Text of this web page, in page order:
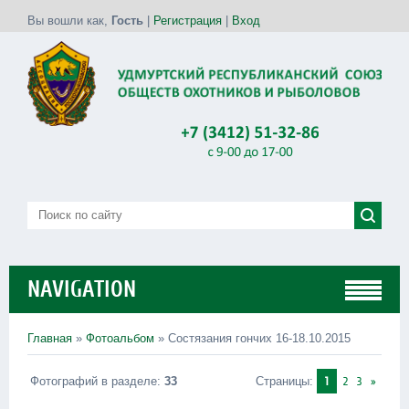
Вы вошли как, Гость Регистрация Вход
NAVIGATION
Главная » Фотоальбом » Состязания гончих 16-18.10.2015
Фотографий в разделе: 33 Страницы: 1 2 3 »